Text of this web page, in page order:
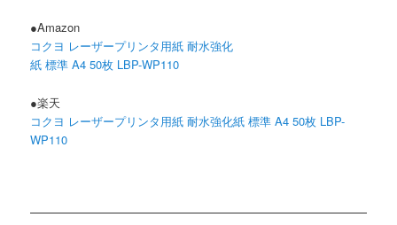
●Amazon
コクヨ レーザープリンタ用紙 耐水強化
紙 標準 A4 50枚 LBP-WP110
●楽天
コクヨ レーザープリンタ用紙 耐水強化紙 標準 A4 50枚 LBP-
WP110